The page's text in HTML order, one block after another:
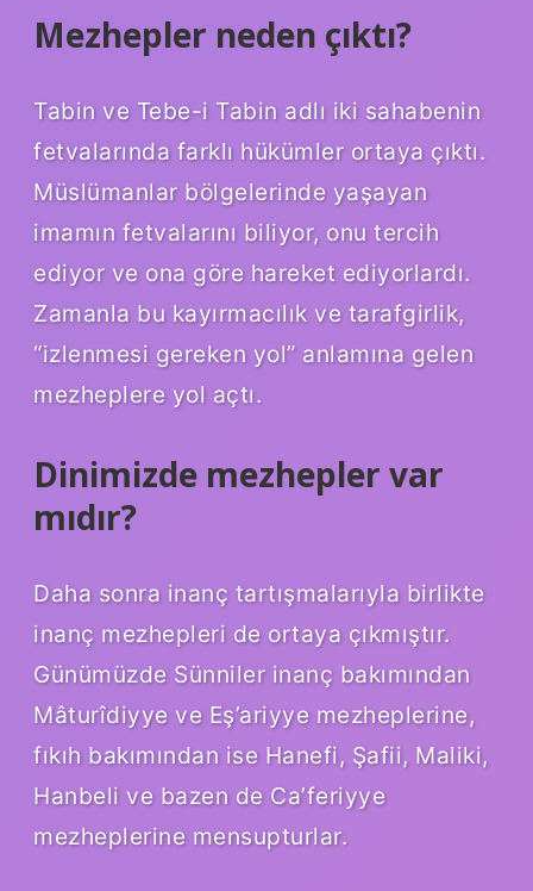
Mezhepler neden çıktı?
Tabin ve Tebe-i Tabin adlı iki sahabenin
fetvalarında farklı hükümler ortaya çıktı.
Müslümanlar bölgelerinde yaşayan
imamın fetvalarını biliyor, onu tercih
ediyor ve ona göre hareket ediyorlardı.
Zamanla bu kayırmacılık ve tarafgirlik,
“izlenmesi gereken yol” anlamına gelen
mezheplere yol açtı.
Dinimizde mezhepler var
mıdır?
Daha sonra inanç tartışmalarıyla birlikte
inanç mezhepleri de ortaya çıkmıştır.
Günümüzde Sünniler inanç bakımından
Mâturîdiyye ve Eş’ariyye mezheplerine,
fıkıh bakımından ise Hanefi, Şafii, Maliki,
Hanbeli ve bazen de Ca’feriyye
mezheplerine mensupturlar.